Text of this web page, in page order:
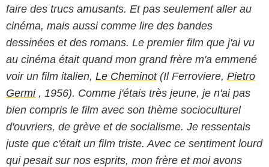
faire des trucs amusants. Et pas seulement aller au
cinéma, mais aussi comme lire des bandes
dessinées et des romans. Le premier film que j'ai vu
au cinéma était quand mon grand frère m'a emmené
voir un film italien, Le Cheminot(Il Ferroviere, Pietro
Germi, 1956). Comme j'étais très jeune, je n'ai pas
bien compris le film avec son thème socioculturel
d'ouvriers, de grève et de socialisme. Je ressentais
juste que c'était un film triste. Avec ce sentiment lourd
qui pesait sur nos esprits, mon frère et moi avons